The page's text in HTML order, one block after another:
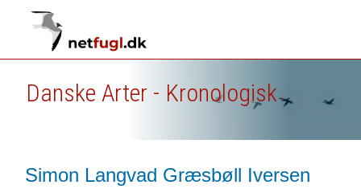
Danske Arter - Kronologisk
Simon Langvad Græsbøll Iversen